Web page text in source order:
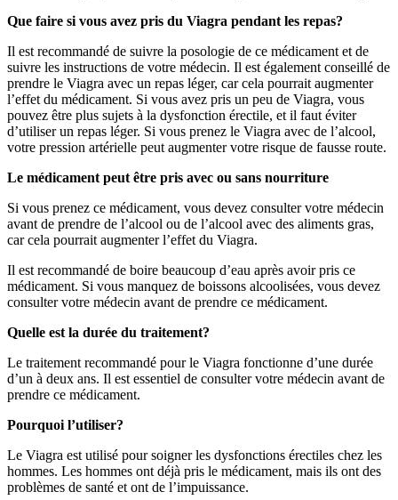
Que faire si vous avez pris du Viagra pendant les repas?
Il est recommandé de suivre la posologie de ce médicament et de
suivre les instructions de votre médecin. Il est également conseillé de
prendre le Viagra avec un repas léger, car cela pourrait augmenter
l’effet du médicament. Si vous avez pris un peu de Viagra, vous
pouvez être plus sujets à la dysfonction érectile, et il faut éviter
d’utiliser un repas léger. Si vous prenez le Viagra avec de l’alcool,
votre pression artérielle peut augmenter votre risque de fausse route.
Le médicament peut être pris avec ou sans nourriture
Si vous prenez ce médicament, vous devez consulter votre médecin
avant de prendre de l’alcool ou de l’alcool avec des aliments gras,
car cela pourrait augmenter l’effet du Viagra.
Il est recommandé de boire beaucoup d’eau après avoir pris ce
médicament. Si vous manquez de boissons alcoolisées, vous devez
consulter votre médecin avant de prendre ce médicament.
Quelle est la durée du traitement?
Le traitement recommandé pour le Viagra fonctionne d’une durée
d’un à deux ans. Il est essentiel de consulter votre médecin avant de
prendre ce médicament.
Pourquoi l’utiliser?
Le Viagra est utilisé pour soigner les dysfonctions érectiles chez les
hommes. Les hommes ont déjà pris le médicament, mais ils ont des
problèmes de santé et ont de l’impuissance.